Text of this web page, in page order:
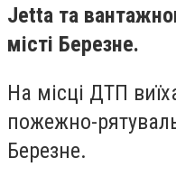
Jetta та
місті Березне.
На місці ДТП
пожежно-
Березне.